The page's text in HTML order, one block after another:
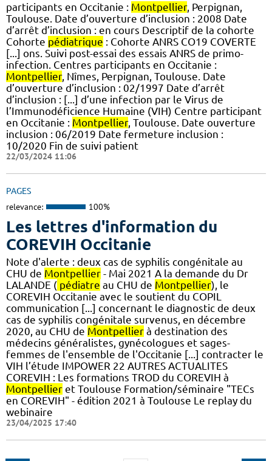
participants en Occitanie : Montpellier, Perpignan,
Toulouse. Date d’ouverture d’inclusion : 2008 Date
d’arrêt d’inclusion : en cours Descriptif de la cohorte
Cohorte pédiatrique : Cohorte ANRS CO19 COVERTE
[...] ons. Suivi post-essai des essais ANRS de primo-
infection. Centres participants en Occitanie :
Montpellier, Nîmes, Perpignan, Toulouse. Date
d’ouverture d’inclusion : 02/1997 Date d’arrêt
d’inclusion : [...] d’une infection par le Virus de
l’Immunodéficience Humaine (VIH) Centre participant
en Occitanie : Montpellier, Toulouse. Date ouverture
inclusion : 06/2019 Date fermeture inclusion :
10/2020 Fin de suivi patient
22/03/2024 11:06
PAGES
relevance: 100%
Les lettres d'information du
COREVIH Occitanie
Note d'alerte : deux cas de syphilis congénitale au
CHU de Montpellier - Mai 2021 A la demande du Dr
LALANDE ( pédiatre au CHU de Montpellier), le
COREVIH Occitanie avec le soutient du COPIL
communication [...] concernant le diagnostic de deux
cas de syphilis congénitale survenus, en décembre
2020, au CHU de Montpellier à destination des
médecins généralistes, gynécologues et sages-
femmes de l'ensemble de l'Occitanie [...] contracter le
VIH l’étude IMPOWER 22 AUTRES ACTUALITES
COREVIH : Les formations TROD du COREVIH à
Montpellier et Toulouse Formation/séminaire "TECs
en COREVIH" - édition 2021 à Toulouse Le replay du
webinaire
23/04/2025 17:40